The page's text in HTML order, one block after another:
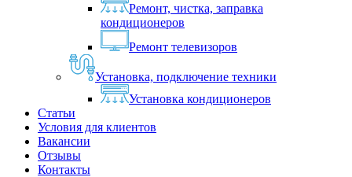
Ремонт, чистка, заправка
кондиционеров
Ремонт телевизоров
Установка, подключение техники
Установка кондиционеров
Статьи
Условия для клиентов
Вакансии
Отзывы
Контакты